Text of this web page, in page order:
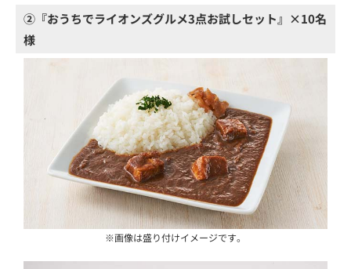
②『おうちでライオンズグルメ3点お試しセット』×10名
様
※画像は盛り付けイメージです。